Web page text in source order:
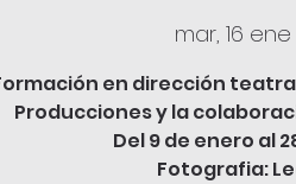
mar, 16 ene
en dirección
Producciones y la
Del 9 de enero al
Fotografia: